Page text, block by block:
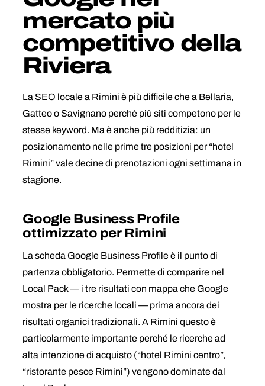
mercato più
competitivo della
Riviera
La SEO locale a Rimini è più difficile che a Bellaria,
Gatteo o Savignano perché più siti competono per le
stesse keyword. Ma è anche più redditizia: un
posizionamento nelle prime tre posizioni per “hotel
Rimini” vale decine di prenotazioni ogni settimana in
stagione.
Google Business Profile
ottimizzato per Rimini
La scheda Google Business Profile è il punto di
partenza obbligatorio. Permette di comparire nel
Local Pack — i tre risultati con mappa che Google
mostra per le ricerche locali — prima ancora dei
risultati organici tradizionali. A Rimini questo è
particolarmente importante perché le ricerche ad
alta intenzione di acquisto (“hotel Rimini centro”,
“ristorante pesce Rimini”) vengono dominate dal